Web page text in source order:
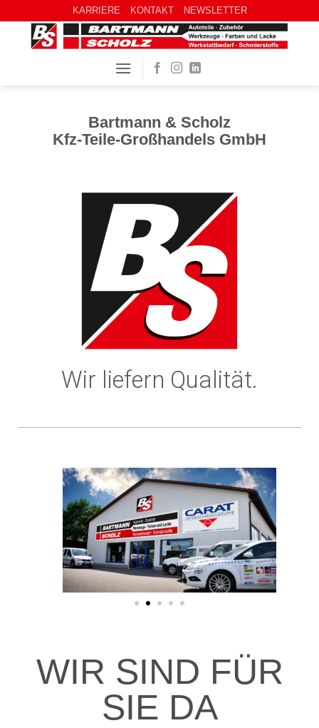
KARRIERE KONTAKT NEWSLETTER
Bartmann & Scholz
Kfz-Teile-Großhandels GmbH
Wir liefern Qualität.
WIR SIND FÜR
SIE DA